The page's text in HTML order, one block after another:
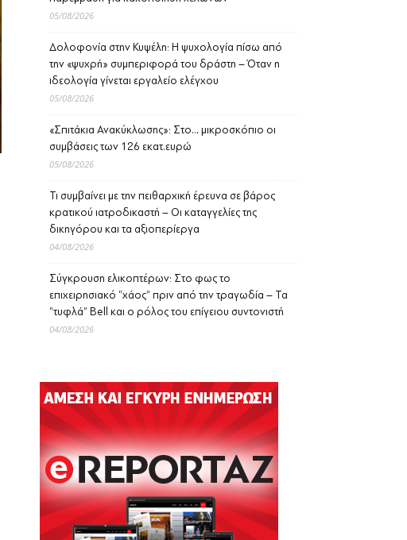
05/08/2026
Δολοφονία στην Κυψέλη: Η ψυχολογία πίσω από
την «ψυχρή» συμπεριφορά του δράστη – Όταν η
ιδεολογία γίνεται εργαλείο ελέγχου
05/08/2026
«Σπιτάκια Ανακύκλωσης»: Στο… μικροσκόπιο οι
συμβάσεις των 126 εκατ.ευρώ
05/08/2026
Τι συμβαίνει με την πειθαρχική έρευνα σε βάρος
κρατικού ιατροδικαστή – Οι καταγγελίες της
δικηγόρου και τα αξιοπερίεργα
04/08/2026
Σύγκρουση ελικοπτέρων: Στο φως το
επιχειρησιακό “χάος” πριν από την τραγωδία – Τα
“τυφλά” Bell και ο ρόλος του επίγειου συντονιστή
04/08/2026